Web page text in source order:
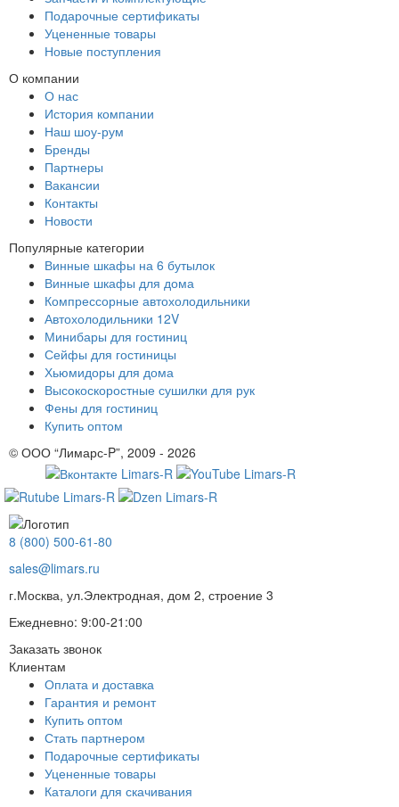
Подарочные сертификаты
Уцененные товары
Новые поступления
О компании
О нас
История компании
Наш шоу-рум
Бренды
Партнеры
Вакансии
Контакты
Новости
Популярные категории
Винные шкафы на 6 бутылок
Винные шкафы для дома
Компрессорные автохолодильники
Автохолодильники 12V
Минибары для гостиниц
Сейфы для гостиницы
Хьюмидоры для дома
Высокоскоростные сушилки для рук
Фены для гостиниц
Купить оптом
© ООО “Лимарс-P”, 2009 - 2026
8 (800) 500-61-80
sales@limars.ru
г.Москва, ул.Электродная, дом 2, строение 3
Ежедневно: 9:00-21:00
Заказать звонок
Клиентам
Оплата и доставка
Гарантия и ремонт
Купить оптом
Стать партнером
Подарочные сертификаты
Уцененные товары
Каталоги для скачивания